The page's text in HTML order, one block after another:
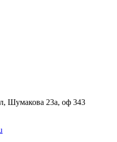
Шумакова 23а, оф 343